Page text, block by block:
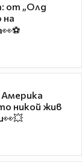
от „Олд
на
никой жив